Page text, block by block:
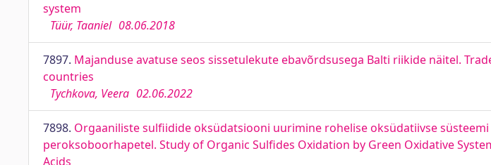
system
Tüür, Taaniel 08.06.2018
7897. Majanduse avatuse seos sissetulekute ebavõrdsusega Balti riikide näitel.
countries
Tychkova, Veera 02.06.2022
7898. Orgaaniliste sulfiidide oksüdatsiooni uurimine rohelise oksüdatiivse
peroksoboorhapetel. Study of Organic Sulfides Oxidation by Green Oxidative
Acids